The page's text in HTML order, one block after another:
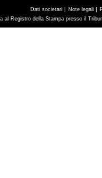
Dati societari | Note legali |
al Registro della Stampa presso il